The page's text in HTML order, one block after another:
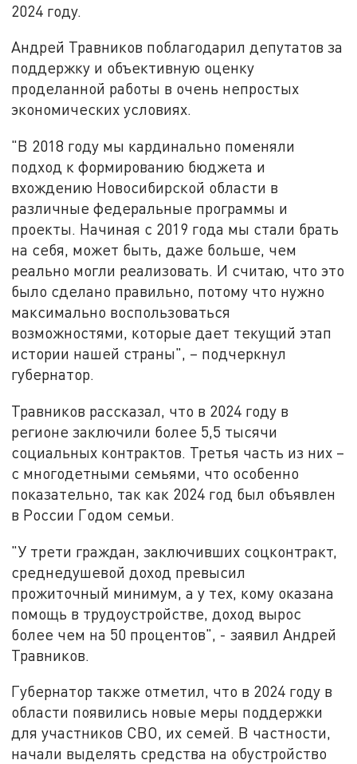
2024 году.
Андрей Травников поблагодарил депутатов за
поддержку и объективную оценку
проделанной работы в очень непростых
экономических условиях.
"В 2018 году мы кардинально поменяли
подход к формированию бюджета и
вхождению Новосибирской области в
различные федеральные программы и
проекты. Начиная с 2019 года мы стали брать
на себя, может быть, даже больше, чем
реально могли реализовать. И считаю, что это
было сделано правильно, потому что нужно
максимально воспользоваться
возможностями, которые дает текущий этап
истории нашей страны", – подчеркнул
губернатор.
Травников рассказал, что в 2024 году в
регионе заключили более 5,5 тысячи
социальных контрактов. Третья часть из них –
с многодетными семьями, что особенно
показательно, так как 2024 год был объявлен
в России Годом семьи.
"У трети граждан, заключивших соцконтракт,
среднедушевой доход превысил
прожиточный минимум, а у тех, кому оказана
помощь в трудоустройстве, доход вырос
более чем на 50 процентов", - заявил Андрей
Травников.
Губернатор также отметил, что в 2024 году в
области появились новые меры поддержки
для участников СВО, их семей. В частности,
начали выделять средства на обустройство